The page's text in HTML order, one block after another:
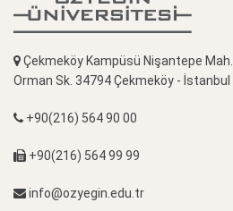
Çekmeköy Kampüsü Nişantepe Mah.
Orman Sk. 34794 Çekmeköy - İstanbul
+90(216) 564 90 00
+90(216) 564 99 99
info@ozyegin.edu.tr